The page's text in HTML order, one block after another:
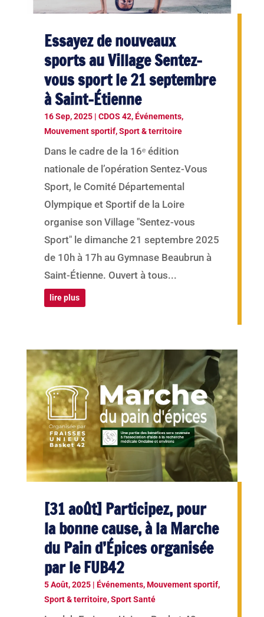
Essayez de nouveaux
sports au Village Sentez-
vous sport le 21 septembre
à Saint-Étienne
16 Sep, 2025| CDOS 42,Événements,
Mouvement sportif,Sport & territoire
Dans le cadre de la 16ᵉ édition
nationale de l’opération Sentez-Vous
Sport, le Comité Départemental
Olympique et Sportif de la Loire
organise son Village "Sentez-vous
Sport" le dimanche 21 septembre 2025
de 10h à 17h au Gymnase Beaubrun à
Saint-Étienne. Ouvert à tous...
lire plus
[31 août] Participez, pour
la bonne cause, à la Marche
du Pain d’Épices organisée
par le FUB42
5 Août, 2025| Événements,Mouvement sportif,
Sport & territoire,Sport Santé